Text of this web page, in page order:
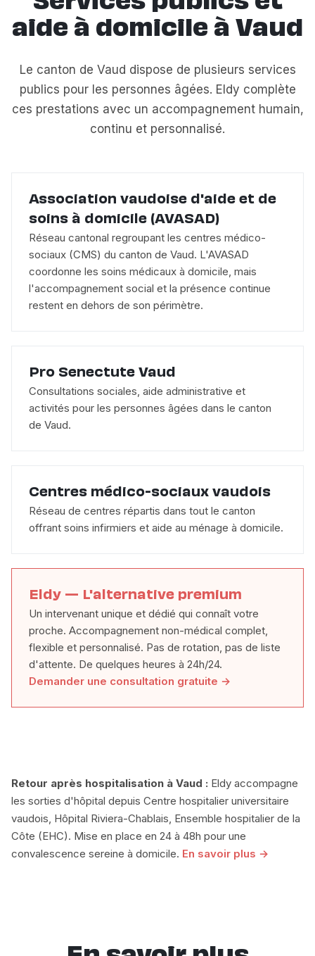
aide à domicile à Vaud
Le canton de Vaud dispose de plusieurs services
publics pour les personnes âgées. Eldy complète
ces prestations avec un accompagnement humain,
continu et personnalisé.
Association vaudoise d'aide et de
soins à domicile (AVASAD)
Réseau cantonal regroupant les centres médico-
sociaux (CMS) du canton de Vaud. L'AVASAD
coordonne les soins médicaux à domicile, mais
l'accompagnement social et la présence continue
restent en dehors de son périmètre.
Pro Senectute Vaud
Consultations sociales, aide administrative et
activités pour les personnes âgées dans le canton
de Vaud.
Centres médico-sociaux vaudois
Réseau de centres répartis dans tout le canton
offrant soins infirmiers et aide au ménage à domicile.
Eldy — L'alternative premium
Un intervenant unique et dédié qui connaît votre
proche. Accompagnement non-médical complet,
flexible et personnalisé. Pas de rotation, pas de liste
d'attente. De quelques heures à 24h/24.
Demander une consultation gratuite →
Retour après hospitalisation à Vaud : Eldy accompagne
les sorties d'hôpital depuis Centre hospitalier universitaire
vaudois, Hôpital Riviera-Chablais, Ensemble hospitalier de la
Côte (EHC). Mise en place en 24 à 48h pour une
convalescence sereine à domicile. En savoir plus →